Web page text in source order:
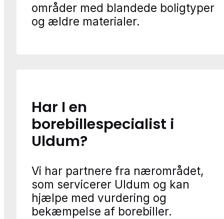
områder med blandede boligtyper
og ældre materialer.
Har I en
borebillespecialist i
Uldum?
Vi har partnere fra nærområdet,
som servicerer Uldum og kan
hjælpe med vurdering og
bekæmpelse af borebiller.